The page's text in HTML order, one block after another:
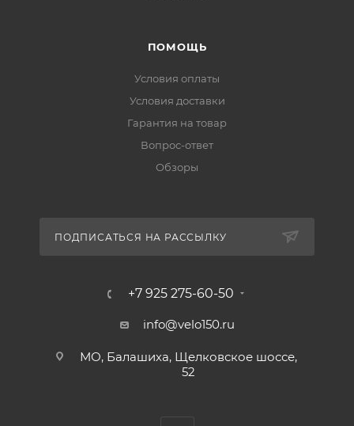
ПОМОЩЬ
Условия оплаты
Условия доставки
Гарантия на товар
Вопрос-ответ
Обзоры
ПОДПИСАТЬСЯ НА РАССЫЛКУ
+7 925 275-60-50
info@velo150.ru
МО, Балашиха, Щелковское шоссе,
52